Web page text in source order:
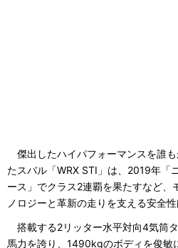
傑出したハイパフォーマンスを誰
たスバル「WRX STI」は、2019年「
ース」でクラス2連覇を果たすなど、
ノロジーと革新の走りを支える安全性
搭載する2リッター水平対向4気筒
馬力を誇り、1490kgのボディを俊敏